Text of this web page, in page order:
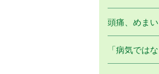
頭痛、めま
「病気では